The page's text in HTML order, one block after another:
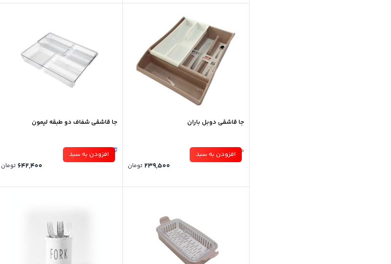
جا قاشقی دوبل باران
موجود در انبار
تومان
افزودن به سبد
جا قاشقی شفاف دو طبقه لیمون
25 عدد در انبار
تومان
افزودن به سبد